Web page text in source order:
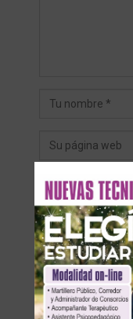
Save my name,
next time I
Recibir un